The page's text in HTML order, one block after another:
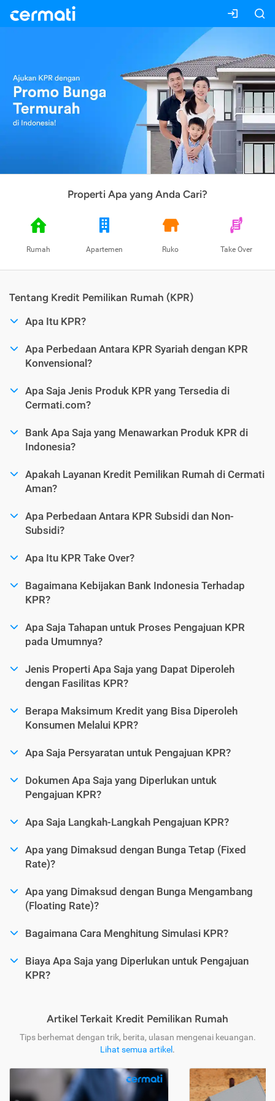
Properti Apa yang Anda Cari?
Rumah Apartemen Ruko Take Over
Tentang Kredit Pemilikan Rumah (KPR)
Apa Itu KPR?
Apa Perbedaan Antara KPR Syariah dengan KPR
Konvensional?
Apa Saja Jenis Produk KPR yang Tersedia di
Cermati.com?
Bank Apa Saja yang Menawarkan Produk KPR di
Indonesia?
Apakah Layanan Kredit Pemilikan Rumah di Cermati
Aman?
Apa Perbedaan Antara KPR Subsidi dan Non-
Subsidi?
Apa Itu KPR Take Over?
Bagaimana Kebijakan Bank Indonesia Terhadap
KPR?
Apa Saja Tahapan untuk Proses Pengajuan KPR
pada Umumnya?
Jenis Properti Apa Saja yang Dapat Diperoleh
dengan Fasilitas KPR?
Berapa Maksimum Kredit yang Bisa Diperoleh
Konsumen Melalui KPR?
Apa Saja Persyaratan untuk Pengajuan KPR?
Dokumen Apa Saja yang Diperlukan untuk
Pengajuan KPR?
Apa Saja Langkah-Langkah Pengajuan KPR?
Apa yang Dimaksud dengan Bunga Tetap (Fixed
Rate)?
Apa yang Dimaksud dengan Bunga Mengambang
(Floating Rate)?
Bagaimana Cara Menghitung Simulasi KPR?
Biaya Apa Saja yang Diperlukan untuk Pengajuan
KPR?
Artikel Terkait Kredit Pemilikan Rumah
Tips berhemat dengan trik, berita, ulasan mengenai keuangan.
Lihat semua artikel .